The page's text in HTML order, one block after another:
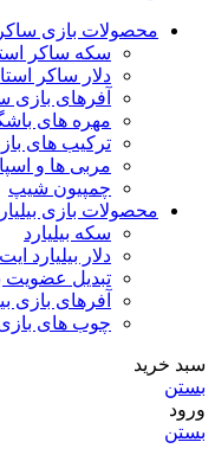
محصولات بازی ساکر
سکه ساکر
دلار ساکر
آفرهای بازی
مهره های
ترکیب های
مربی ها و
چمپیون شیپ
محصولات بازی
سکه بیلیارد
دلار بیلیارد
تبدیل عضویت
آفرهای بازی
چوب های
سبد خرید
بستن
ورود
بستن